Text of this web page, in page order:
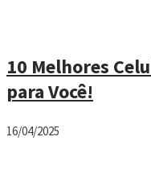
10 Melhores
para Você!
16/04/2025